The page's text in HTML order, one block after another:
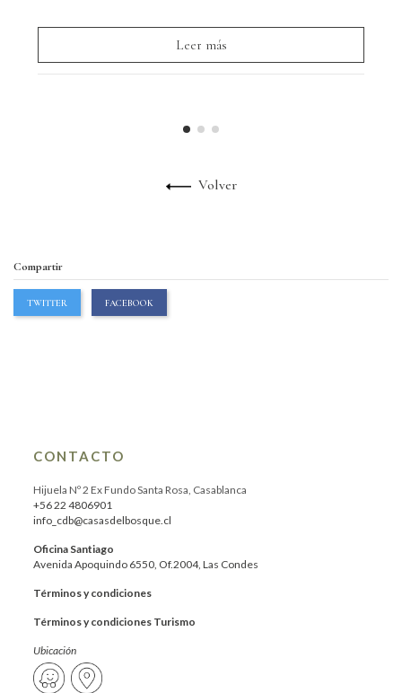
Leer más
Volver
Compartir
TWITTER FACEBOOK
CONTACTO
Hijuela Nº 2 Ex Fundo Santa Rosa, Casablanca
+56 22 4806901
info_cdb@casasdelbosque.cl
Oficina Santiago
Avenida Apoquindo 6550, Of.2004, Las Condes
Términos y condiciones
Términos y condiciones Turismo
Ubicación